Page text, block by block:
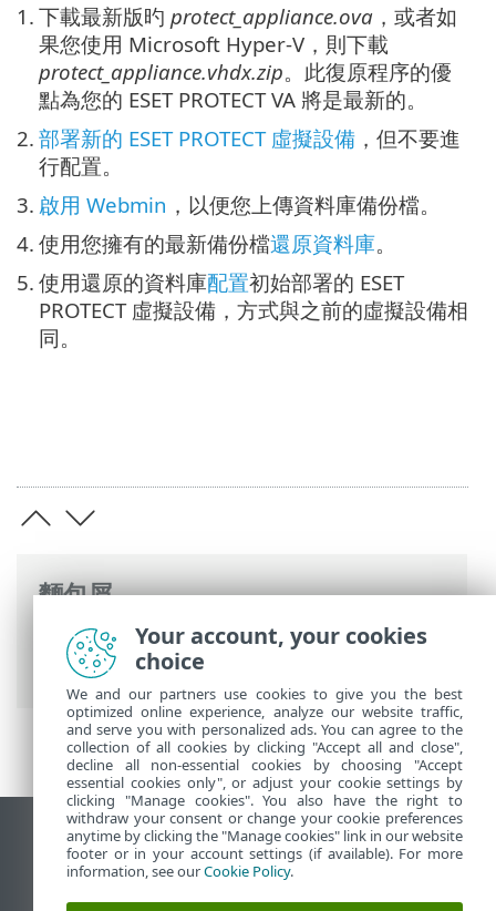
麵包屑
ESET 線上說明>ESET PROTECT On-Prem
ESET PROTECT VA 災難復原
1. 下載最新版旳 protect_appliance.ova ，或者如
果您使用 Microsoft Hyper-V，則下載
protect_appliance.vhdx.zip。此復原程序的優
點為您的 ESET PROTECT VA 將是最新的。
2. 部署新的 ESET PROTECT 虛擬設備 ，但不要進
行配置。
3. 啟用 Webmin ，以便您上傳資料庫備份檔。
4. 使用您擁有的最新備份檔還原資料庫。
5. 使用還原的資料庫配置初始部署的 ESET
PROTECT 虛擬設備，方式與之前的虛擬設備相
同。
檢視桌面網站
End of Life
ESET 知識庫
Your account, your cookies
choice
We and our partners use cookies to give you the best
optimized online experience, analyze our website traffic,
and serve you with personalized ads. You can agree to the
collection of all cookies by clicking "Accept all and close",
decline all non-essential cookies by choosing "Accept
essential cookies only", or adjust your cookie settings by
clicking "Manage cookies". You also have the right to
withdraw your consent or change your cookie preferences
anytime by clicking the "Manage cookies" link in our website
footer or in your account settings (if available). For more
information, see ourCookie Policy.